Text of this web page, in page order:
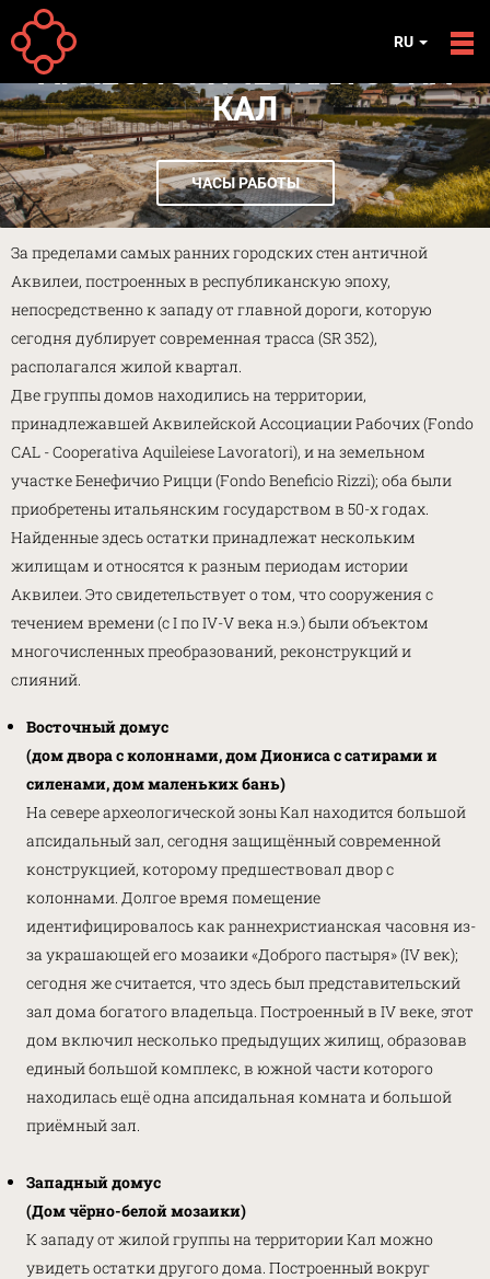
Перейти к основному содержанию
RU
АРХЕОЛОГИЧЕСКАЯ ЗОНА
КАЛ
ЧАСЫ РАБОТЫ
За пределами самых ранних городских стен античной
Аквилеи, построенных в республиканскую эпоху,
непосредственно к западу от главной дороги, которую
сегодня дублирует современная трасса (SR 352),
располагался жилой квартал.
Две группы домов находились на территории,
принадлежавшей Аквилейской Ассоциации Рабочих (Fondo
CAL - Cooperativa Aquileiese Lavoratori), и на земельном
участке Бенефичио Рицци (Fondo Beneficio Rizzi); оба были
приобретены итальянским государством в 50-х годах.
Найденные здесь остатки принадлежат нескольким
жилищам и относятся к разным периодам истории
Аквилеи. Это свидетельствует о том, что сооружения с
течением времени (с I по IV-V века н.э.) были объектом
многочисленных преобразований, реконструкций и
слияний.
Восточный домус
(дом двора с колоннами, дом Диониса с сатирами и
силенами, дом маленьких бань)
На севере археологической зоны Кал находится большой
апсидальный зал, сегодня защищённый современной
конструкцией, которому предшествовал двор с
колоннами. Долгое время помещение
идентифицировалось как раннехристианская часовня из-
за украшающей его мозаики «Доброго пастыря» (IV век);
сегодня же считается, что здесь был представительский
зал дома богатого владельца. Построенный в IV веке, этот
дом включил несколько предыдущих жилищ, образовав
единый большой комплекс, в южной части которого
находилась ещё одна апсидальная комната и большой
приёмный зал.
Западный домус
(Дом чёрно-белой мозаики)
К западу от жилой группы на территории Кал можно
увидеть остатки другого дома. Построенный вокруг